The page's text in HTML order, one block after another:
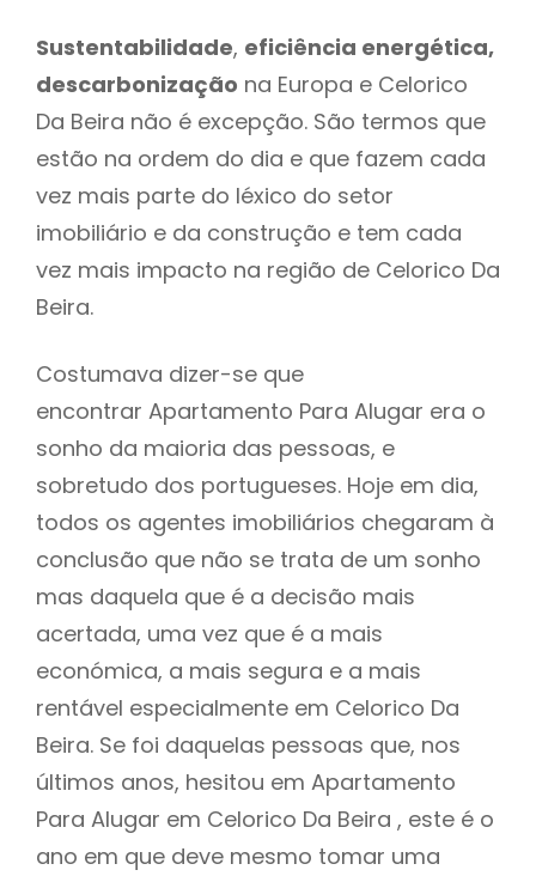
Sustentabilidade, eficiência energética,
descarbonização na Europa e Celorico
Da Beira não é excepção. São termos que
estão na ordem do dia e que fazem cada
vez mais parte do léxico do setor
imobiliário e da construção e tem cada
vez mais impacto na região de Celorico Da
Beira.
Costumava dizer-se que
encontrar Apartamento Para Alugar era o
sonho da maioria das pessoas, e
sobretudo dos portugueses. Hoje em dia,
todos os agentes imobiliários chegaram à
conclusão que não se trata de um sonho
mas daquela que é a decisão mais
acertada, uma vez que é a mais
económica, a mais segura e a mais
rentável especialmente em Celorico Da
Beira. Se foi daquelas pessoas que, nos
últimos anos, hesitou em Apartamento
Para Alugar em Celorico Da Beira , este é o
ano em que deve mesmo tomar uma